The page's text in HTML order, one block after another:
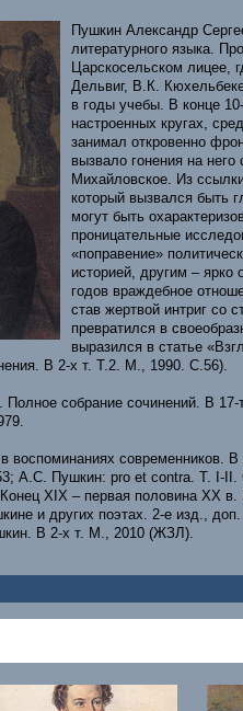
Пушкин Александр
литературного языка.
Царскосельском лицее,
Дельвиг, В.К.
в годы учебы. В конце
настроенных кругах,
занимал откровенно
вызвало гонения на
Михайловское. Из
который вызвался быть
могут быть
проницательные
«поправение»
историей, другим – ярко
годов враждебное
став жертвой интриг со
превратился в
выразился в статье
В 2-х т. Т.2. М., 1990. С.56).
собрание сочинений. В
воспоминаниях современников.
А.С. Пушкин: pro et contra. Т.
XIX – первая половина
и других поэтах. 2-е изд.,
В 2-х т. М., 2010 (ЖЗЛ).